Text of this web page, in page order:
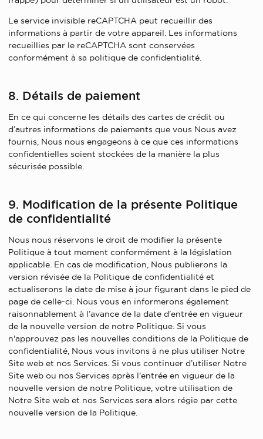
Le service invisible reCAPTCHA peut recueillir des
informations à partir de votre appareil. Les informations
recueillies par le reCAPTCHA sont conservées
conformément à sa politique de confidentialité.
8. Détails de paiement
En ce qui concerne les détails des cartes de crédit ou
d’autres informations de paiements que vous Nous avez
fournis, Nous nous engageons à ce que ces informations
confidentielles soient stockées de la manière la plus
sécurisée possible.
9. Modification de la présente Politique
de confidentialité
Nous nous réservons le droit de modifier la présente
Politique à tout moment conformément à la législation
applicable. En cas de modification, Nous publierons la
version révisée de la Politique de confidentialité et
actualiserons la date de mise à jour figurant dans le pied de
page de celle-ci. Nous vous en informerons également
raisonnablement à l’avance de la date d'entrée en vigueur
de la nouvelle version de notre Politique. Si vous
n'approuvez pas les nouvelles conditions de la Politique de
confidentialité, Nous vous invitons à ne plus utiliser Notre
Site web et nos Services. Si vous continuer d’utiliser Notre
Site web ou nos Services après l'entrée en vigueur de la
nouvelle version de notre Politique, votre utilisation de
Notre Site web et nos Services sera alors régie par cette
nouvelle version de la Politique.